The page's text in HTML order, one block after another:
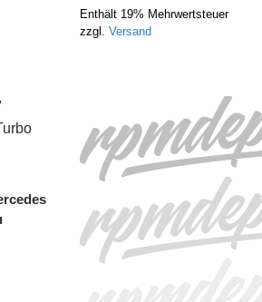
Enthält 19% Mehrwertsteuer
zzgl. Versand